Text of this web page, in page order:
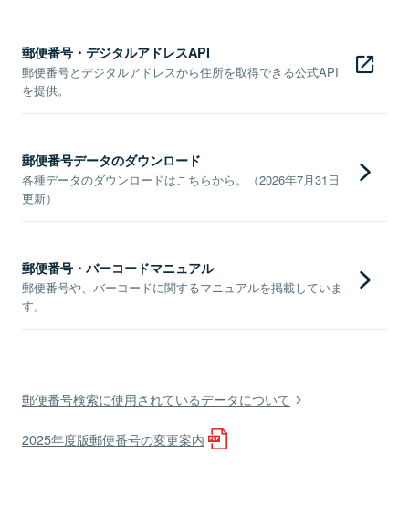
郵便番号・デジタルアドレスAPI
郵便番号とデジタルアドレスから住所を取得できる公式API
を提供。
郵便番号データのダウンロード
各種データのダウンロードはこちらから。（2026年7月31日
更新）
郵便番号・バーコードマニュアル
郵便番号や、バーコードに関するマニュアルを掲載していま
す。
郵便番号検索に使用されているデータについて
2025年度版郵便番号の変更案内